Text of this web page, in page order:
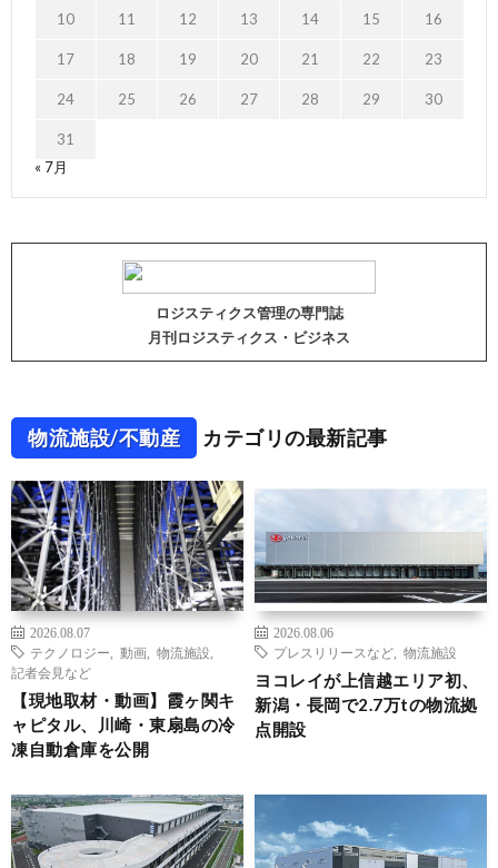
10 11 12 13 14 15 16
17 18 19 20 21 22 23
24 25 26 27 28 29 30
31
« 7月
ロジスティクス管理の専門誌
月刊ロジスティクス・ビジネス
物流施設/不動産 カテゴリの最新記事
2026.08.07
テクノロジー
動画 物流施設
記者会見など
【現地取材・動画】霞ヶ関キ
ャピタル、川崎・東扇島の冷
凍自動倉庫を公開
2026.08.06
プレスリリースなど
物流施設
ヨコレイが上信越エリア初、
新潟・長岡で2.7万tの物流拠
点開設